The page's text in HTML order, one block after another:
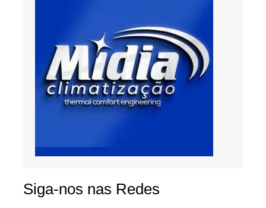
Siga-nos nas Redes